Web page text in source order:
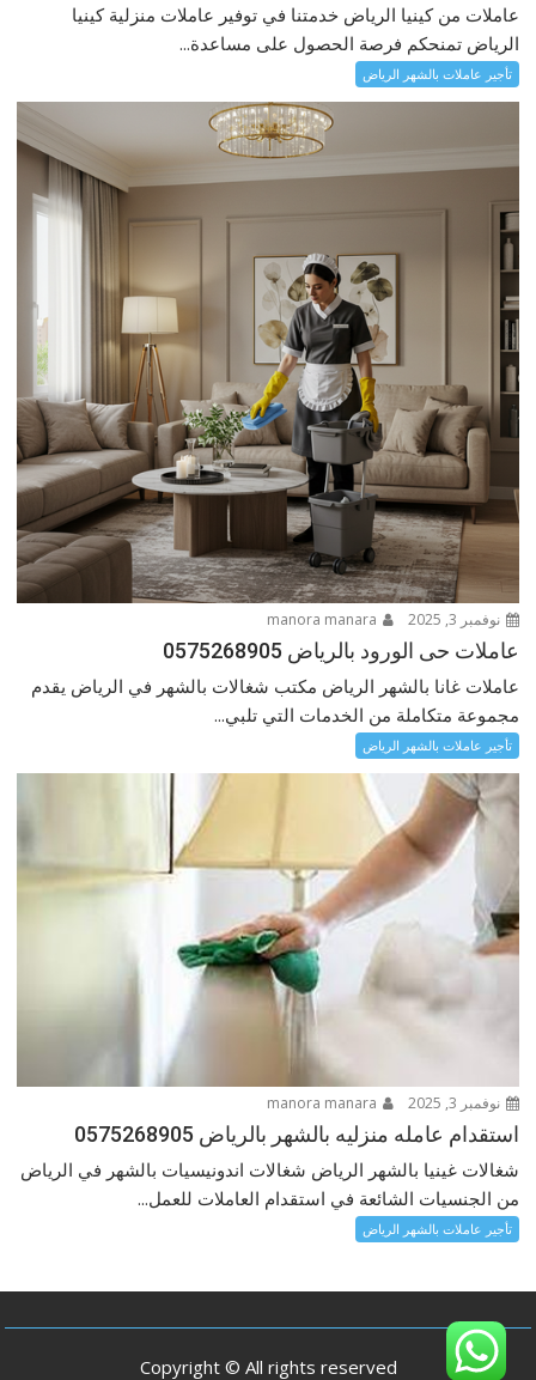
عاملات من كينيا الرياض خدمتنا في توفير عاملات منزلية كينيا
الرياض تمنحكم فرصة الحصول على مساعدة...
تأجير عاملات بالشهر الرياض
نوفمبر 3, 2025
عاملات حى الورود بالرياض 0575268905
عاملات غانا بالشهر الرياض مكتب شغالات بالشهر في الرياض يقدم
مجموعة متكاملة من الخدمات التي تلبي...
تأجير عاملات بالشهر الرياض
نوفمبر 3, 2025
استقدام عامله منزليه بالشهر بالرياض 0575268905
شغالات غينيا بالشهر الرياض شغالات اندونيسيات بالشهر في الرياض
من الجنسيات الشائعة في استقدام العاملات للعمل...
تأجير عاملات بالشهر الرياض
Copyright © All rights reserved